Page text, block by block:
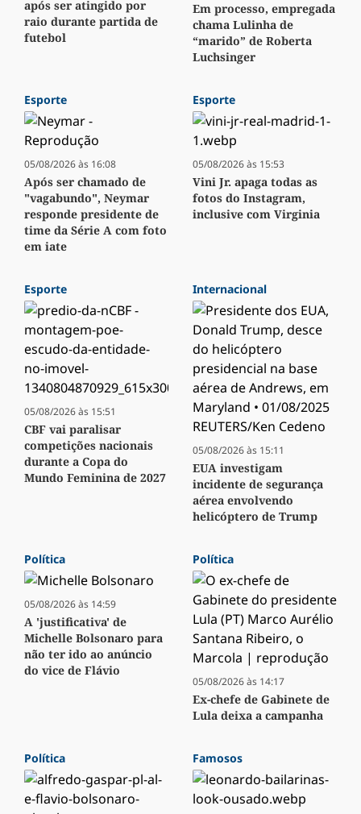
após ser atingido por
raio durante partida de
futebol
Em processo, empregada
chama Lulinha de
“marido” de Roberta
Luchsinger
Esporte
05/08/2026 às 16:08
Após ser chamado de
"vagabundo", Neymar
responde presidente de
time da Série A com foto
em iate
Esporte
05/08/2026 às 15:53
Vini Jr. apaga todas as
fotos do Instagram,
inclusive com Virginia
Esporte
05/08/2026 às 15:51
CBF vai paralisar
competições nacionais
durante a Copa do
Mundo Feminina de 2027
Internacional
05/08/2026 às 15:11
EUA investigam
incidente de segurança
aérea envolvendo
helicóptero de Trump
Política
05/08/2026 às 14:59
A 'justificativa' de
Michelle Bolsonaro para
não ter ido ao anúncio
do vice de Flávio
Política
05/08/2026 às 14:17
Ex-chefe de Gabinete de
Lula deixa a campanha
Política Famosos